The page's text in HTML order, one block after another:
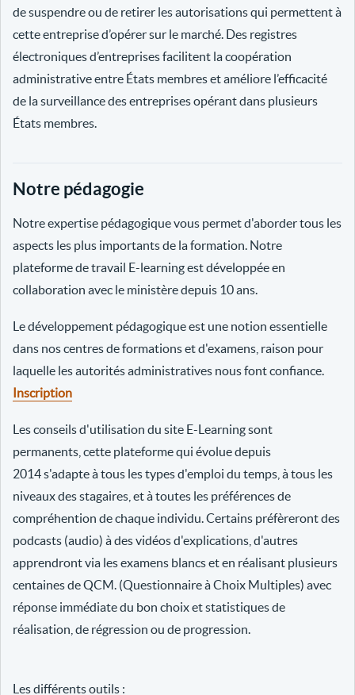
de suspendre ou de retirer les autorisations qui permettent à
cette entreprise d’opérer sur le marché. Des registres
électroniques d’entreprises facilitent la coopération
administrative entre États membres et améliore l’efficacité
de la surveillance des entreprises opérant dans plusieurs
États membres.
Notre pédagogie
Notre expertise pédagogique vous permet d'aborder tous les
aspects les plus importants de la formation. Notre
plateforme de travail E-learning est développée en
collaboration avec le ministère depuis 10 ans.
Le développement pédagogique est une notion essentielle
dans nos centres de formations et d'examens, raison pour
laquelle les autorités administratives nous font confiance.
Inscription
Les conseils d'utilisation du site E-Learning sont
permanents, cette plateforme qui évolue depuis
2014 s'adapte à tous les types d'emploi du temps, à tous les
niveaux des stagaires, et à toutes les préférences de
compréhention de chaque individu. Certains préfèreront des
podcasts (audio) à des vidéos d'explications, d'autres
apprendront via les examens blancs et en réalisant plusieurs
centaines de QCM. (Questionnaire à Choix Multiples) avec
réponse immédiate du bon choix et statistiques de
réalisation, de régression ou de progression.
Les différents outils :